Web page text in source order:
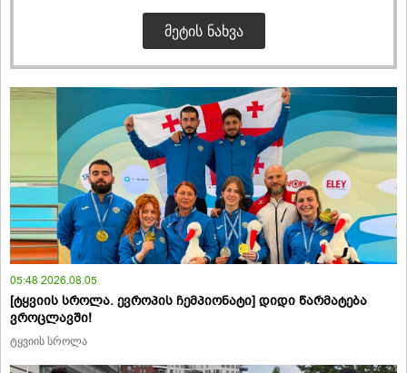
ᲛᲔᲢᲘᲡ ᲜᲐᲮᲕᲐ
05:48 2026.08.05
[ტყვიის სროლა. ევროპის ჩემპიონატი] დიდი წარმატება
ვროცლავში!
ტყვიის სროლა